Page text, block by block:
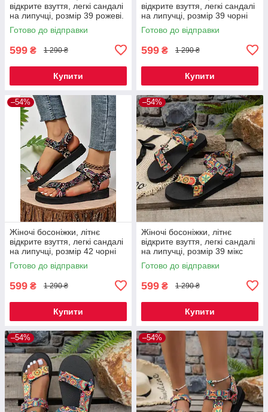
відкрите взуття, легкі сандалі
на липучці, розмір 39 рожеві.
Код 00-0619
Готово до відправки
599 ₴ 1 290 ₴
Купити
відкрите взуття, легкі сандалі
на липучці, розмір 39 чорні
Код 00-0627
Готово до відправки
599 ₴ 1 290 ₴
Купити
–54%
Жіночі босоніжки, літнє
відкрите взуття, легкі сандалі
на липучці, розмір 42 чорні
Код 00-0630
Готово до відправки
599 ₴ 1 290 ₴
Купити
–54%
Жіночі босоніжки, літнє
відкрите взуття, легкі сандалі
на липучці, розмір 39 мікс
Код 00-0643
Готово до відправки
599 ₴ 1 290 ₴
Купити
–54% –54%